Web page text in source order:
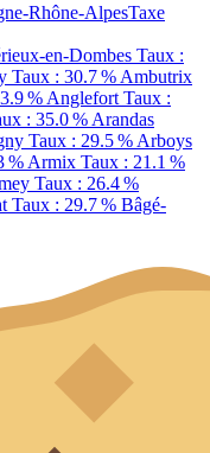
Rhône-AlpesTaxe
en-Dombes Taux :
Taux : 30.7 % Ambutrix
% Anglefort Taux :
: 35.0 % Arandas
Taux : 29.5 % Arboys
% Armix Taux : 21.1 %
Taux : 26.4 %
Taux : 29.7 % Bâgé-